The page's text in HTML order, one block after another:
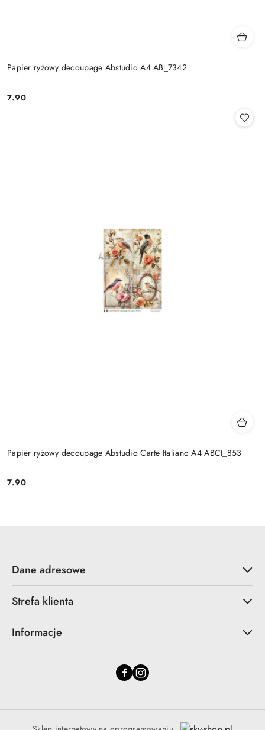
Papier ryżowy decoupage Abstudio A4 AB_7342
Cena:
7.90
Papier ryżowy decoupage Abstudio Carte Italiano A4 ABCI_853
Cena:
7.90
Dane adresowe
Strefa klienta
Informacje